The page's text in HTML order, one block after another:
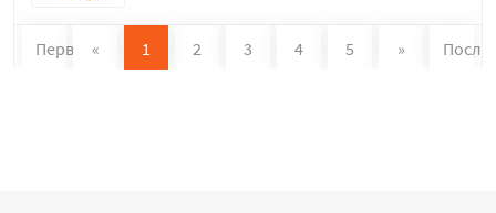
Первая « 1 2 3 4 5 »